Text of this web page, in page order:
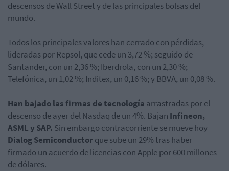
descensos de Wall Street y de las principales bolsas del
mundo.
Todos los principales valores han cerrado con pérdidas,
lideradas por Repsol, que cede un 3,72 %; seguido de
Santander, con un 2,36 %; Iberdrola, con un 2,30 %;
Telefónica, un 1,02 %; Inditex, un 0,16 %; y BBVA, un 0,08 %.
Han bajado las firmas de tecnología arrastradas por el
descenso de ayer del Nasdaq de un 4%. Bajan Infineon,
ASML y SAP. Sin embargo contracorriente se mueve hoy
Dialog Semiconductorque sube un 29% tras haber
firmado un acuerdo de licencias con Apple por 600 millones
de dólares.